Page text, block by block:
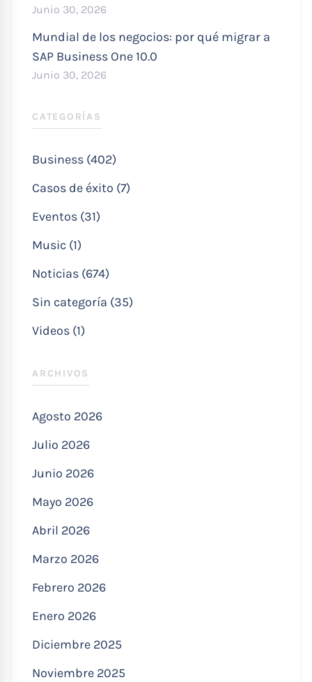
Junio 30, 2026
Mundial de los negocios: por qué migrar a
SAP Business One 10.0
Junio 30, 2026
CATEGORÍAS
Business (402)
Casos de éxito (7)
Eventos (31)
Music (1)
Noticias (674)
Sin categoría (35)
Videos (1)
ARCHIVOS
Agosto 2026
Julio 2026
Junio 2026
Mayo 2026
Abril 2026
Marzo 2026
Febrero 2026
Enero 2026
Diciembre 2025
Noviembre 2025